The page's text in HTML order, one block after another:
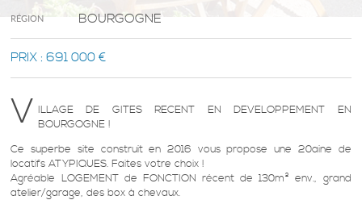
RÉGION BOURGOGNE
PRIX : 691 000 €
V ILLAGE DE GITES RECENT EN DEVELOPPEMENT EN
BOURGOGNE !
Ce superbe site construit en 2016 vous propose une 20aine de
locatifs ATYPIQUES. Faites votre choix !
Agréable LOGEMENT de FONCTION récent de 130m² env., grand
atelier/garage, des box à chevaux.